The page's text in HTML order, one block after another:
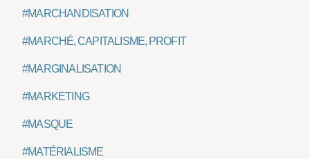
#MARCHANDISATION
#MARCHÉ, CAPITALISME, PROFIT
#MARGINALISATION
#MARKETING
#MASQUE
#MATÉRIALISME